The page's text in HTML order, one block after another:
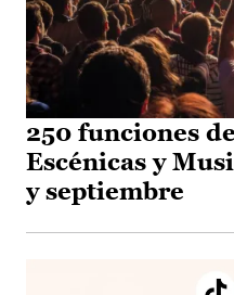
250 funciones
Escénicas y
y septiembre